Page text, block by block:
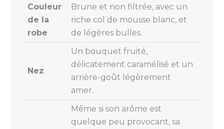
Couleur
de la
robe
Brune et non filtrée, avec un
riche col de mousse blanc, et
de légères bulles.
Nez
Un bouquet fruité,
délicatement caramélisé et un
arrière-goût légèrement
amer.
Même si son arôme est
quelque peu provocant, sa